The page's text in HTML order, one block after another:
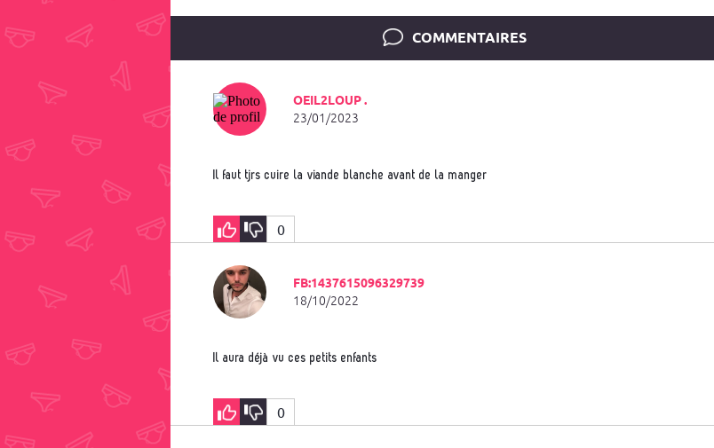
COMMENTAIRES
OEIL2LOUP .
23/01/2023
Il faut tjrs cuire la viande blanche avant de la manger
0
FB:1437615096329739
18/10/2022
Il aura déjà vu ces petits enfants
0